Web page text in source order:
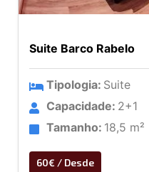
Suite Barco Rabelo
Tipologia: Suite
Capacidade: 2+1
Tamanho: 18,5 m²
60€ / Desde